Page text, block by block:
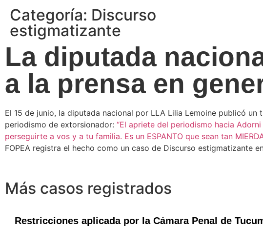
Categoría: Discurso
estigmatizante
La diputada
a la prensa en
El 15 de junio, la diputada nacional por LLA Lilia Lemoine publicó
periodismo de extorsionador: “El apriete del periodismo hacia Adorni
perseguirte a vos y a tu familia. Es un ESPANTO que sean tan
FOPEA registra el hecho como un caso de Discurso estigmatizante
Más casos registrados
Restricciones aplicada por la Cámara Penal de